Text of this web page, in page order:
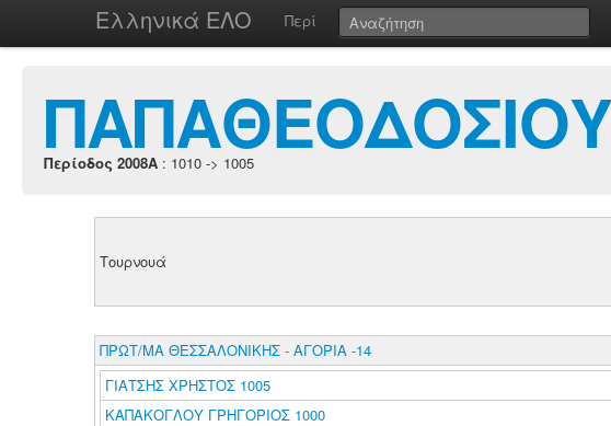
Ελληνικά ΕΛΟ Περί
Περίοδος 2008A : 1010 -> 1005
Τουρνουά
ΠΡΩΤ/ΜΑ ΘΕΣΣΑΛΟΝΙΚΗΣ - ΑΓΟΡΙΑ -14
ΓΙΑΤΣΗΣ ΧΡΗΣΤΟΣ 1005
ΚΑΠΑΚΟΓΛΟΥ ΓΡΗΓΟΡΙΟΣ 1000